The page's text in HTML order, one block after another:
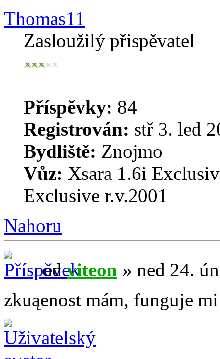
Thomas11
Zasloužilý přispěvatel
Příspěvky: 84
Registrován: stř 3. led
Bydliště: Znojmo
Vůz: Xsara 1.6i
Exclusive r.v.2001
Nahoru
odviteon » ned 24.
zkuąenost mám, funguje